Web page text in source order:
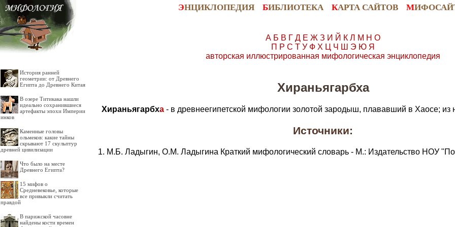
ЭНЦИКЛОПЕДИЯ БИБЛИОТЕКА КАРТА САЙТОВ М
История ранней
геометрии: от Древнего
Египта до Древнего Китая
В озере Титикака нашли
идеально сохранившиеся
артефакты эпохи Империи
инков
Каменные головы
ольмеков: какие тайны
скрывают 17 скульптур
древней цивилизации
Что было на месте
Древнего Египта?
15 мифов о
Средневековье, которые
все привыкли считать
правдой
В парижской часовне
найдены кости времен
А Б В Г Д Е Ж З И Й К Л М Н О
П Р С Т У Ф Х Ц Ч Ш Э Ю Я
авторская иллюстрированная мифологическая энциклопедия
Хираньягарбха
Хираньягарбха - в древнеегипетской мифологии золотой зародыш, плававший в Хаосе; из
Источники:
М.Б. Ладыгин, О.М. Ладыгина Краткий мифологический словарь - М.: Издательство НОУ